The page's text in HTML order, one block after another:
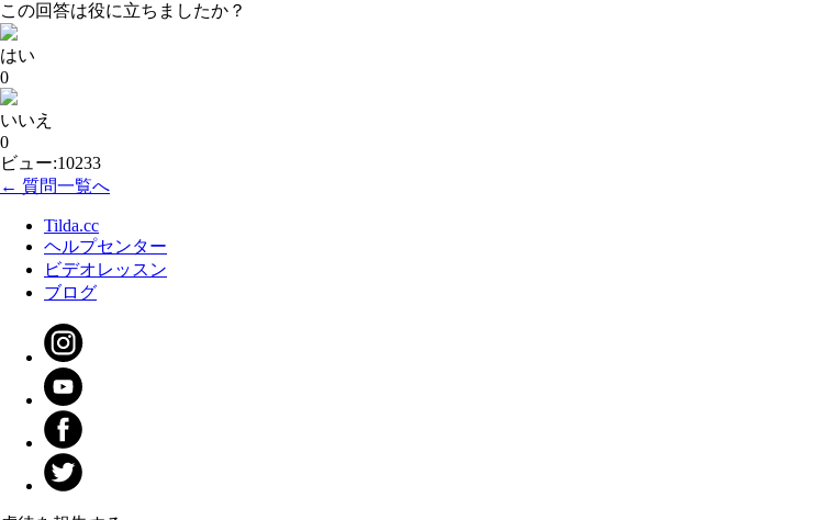
この回答は役に立ちましたか？
はい
0
いいえ
0
ビュー:10233
← 質問一覧へ
Tilda.cc
ヘルプセンター
ビデオレッスン
ブログ